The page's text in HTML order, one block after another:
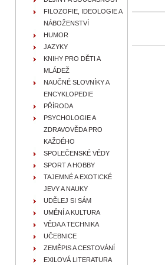
FILOZOFIE, IDEOLOGIE A
NÁBOŽENSTVÍ
HUMOR
JAZYKY
KNIHY PRO DĚTI A
MLÁDEŽ
NAUČNÉ SLOVNÍKY A
ENCYKLOPEDIE
PŘÍRODA
PSYCHOLOGIE A
ZDRAVOVĚDA PRO
KAŽDÉHO
SPOLEČENSKÉ VĚDY
SPORT A HOBBY
TAJEMNÉ A EXOTICKÉ
JEVY A NAUKY
UDĚLEJ SI SÁM
UMĚNÍ A KULTURA
VĚDA A TECHNIKA
UČEBNICE
ZEMĚPIS A CESTOVÁNÍ
EXILOVÁ LITERATURA